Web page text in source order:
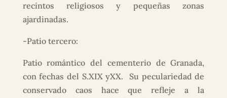
recintos religiosos y pequeñas zonas
ajardinadas.
-Patio tercero:
Patio romántico del cementerio de Granada,
con fechas del S.XIX yXX. Su peculariedad de
conservado caos hace que refleje a la